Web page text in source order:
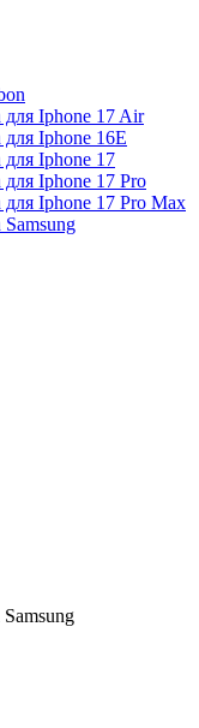
Iphone 17 Air
Iphone 16E
Iphone 17
Iphone 17 Pro
Iphone 17 Pro Max